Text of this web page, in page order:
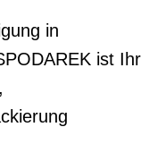
in
ist Ihr